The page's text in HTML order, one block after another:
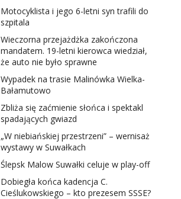
Motocyklista i jego 6-letni syn trafili do
szpitala
Wieczorna przejażdżka zakończona
mandatem. 19-letni kierowca wiedział,
że auto nie było sprawne
Wypadek na trasie Malinówka Wielka-
Bałamutowo
Zbliża się zaćmienie słońca i spektakl
spadających gwiazd
„W niebiańskiej przestrzeni” – wernisaż
wystawy w Suwałkach
Ślepsk Malow Suwałki celuje w play-off
Dobiegła końca kadencja C.
Cieślukowskiego – kto prezesem SSSE?